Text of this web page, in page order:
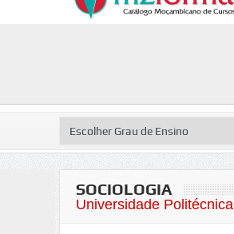
SOCIOLOGIA
Universidade Politécnica